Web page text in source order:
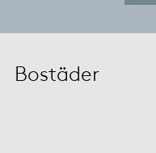
Bostäder